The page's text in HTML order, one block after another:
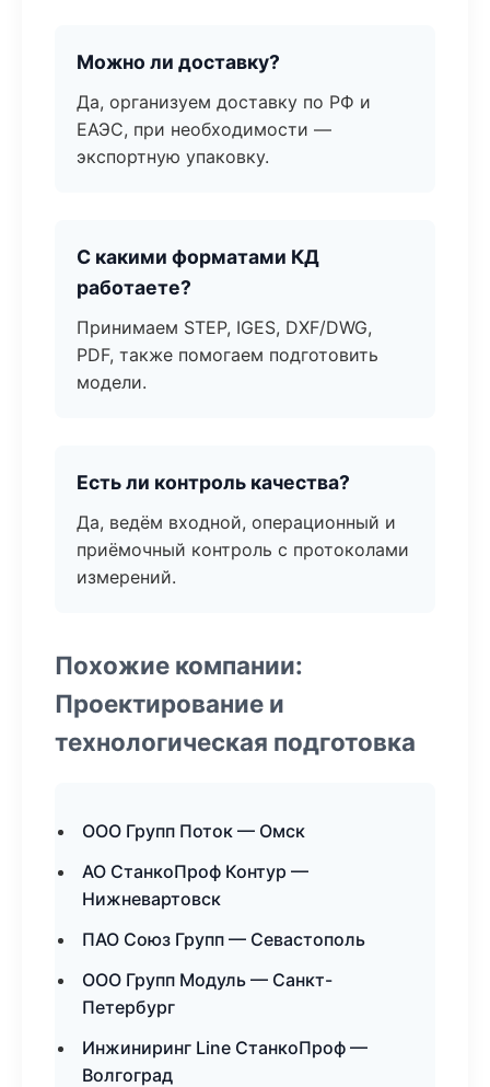
Можно ли доставку?
Да, организуем доставку по РФ и
ЕАЭС, при необходимости —
экспортную упаковку.
С какими форматами КД
работаете?
Принимаем STEP, IGES, DXF/DWG,
PDF, также помогаем подготовить
модели.
Есть ли контроль качества?
Да, ведём входной, операционный и
приёмочный контроль с протоколами
измерений.
Похожие компании:
Проектирование и
технологическая подготовка
ООО Групп Поток — Омск
АО СтанкоПроф Контур —
Нижневартовск
ПАО Союз Групп — Севастополь
ООО Групп Модуль — Санкт-
Петербург
Инжиниринг Line СтанкоПроф —
Волгоград